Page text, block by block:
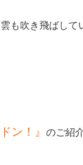
も吹き飛ばして
ン！』 のご紹